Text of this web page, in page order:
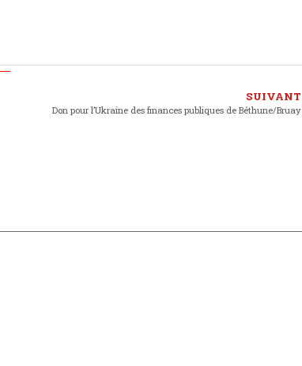
SUIVANT
Don pour l’Ukraine des finances publiques de Béthune/Bruay